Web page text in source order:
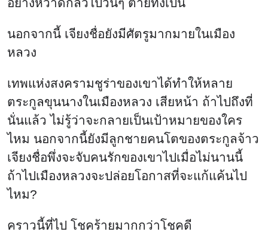
อย่างหวาดกลัวไปวันๆ ตายทั้งเป็น
นอกจากนี้ เจียงชื่อยังมีศัตรูมากมายในเมือง
หลวง
เทพแห่งสงครามชูร่าของเขาได้ทำให้หลาย
ตระกูลขุนนางในเมืองหลวง เสียหน้า ถ้าไปถึงที่
นั่นแล้ว ไม่รู้ว่าจะกลายเป็นเป้าหมายของใคร
ไหม นอกจากนี้ยังมีลูกชายคนโตของตระกูลจ้าว
เจียงชื่อพึ่งจะจับคนรักของเขาไปเมื่อไม่นานนี้
ถ้าไปเมืองหลวงจะปล่อยโอกาสที่จะแก้แค้นไป
ไหม?
คราวนี้ที่ไป โชคร้ายมากกว่าโชคดี